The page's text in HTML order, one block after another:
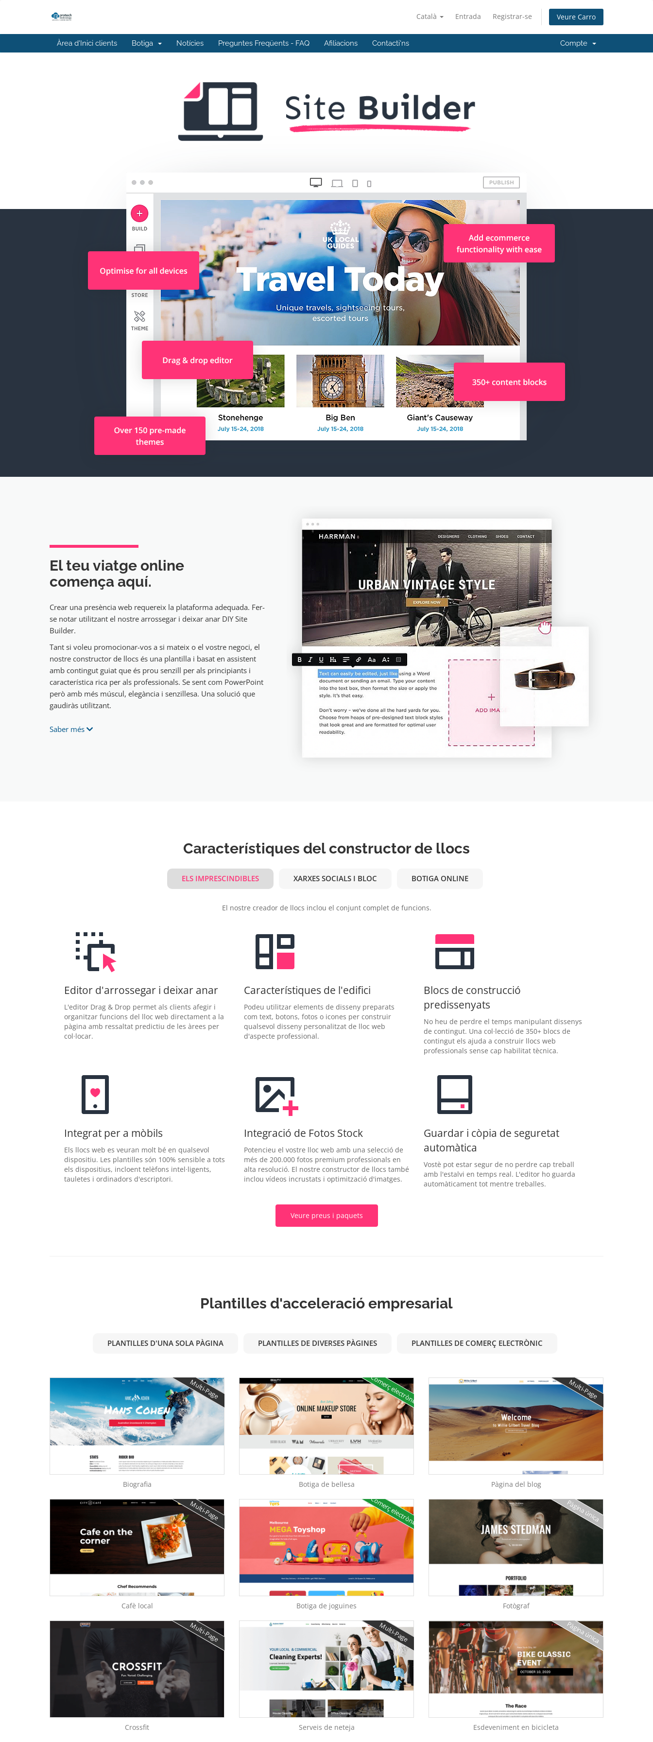
Català Entrada Registrar-se Veure Carro
Àrea d'Inici clients Botiga Notícies Preguntes Freqüents - FAQ Afiliacions Contacti'ns Compte
El teu viatge online
comença aquí.
Crear una presència web requereix la plataforma adequada. Fer-
se notar utilitzant el nostre arrossegar i deixar anar DIY Site
Builder.
Tant si voleu promocionar-vos a si mateix o el vostre negoci, el
nostre constructor de llocs és una plantilla i basat en assistent
amb contingut guiat que és prou senzill per als principiants i
característica rica per als professionals. Se sent com PowerPoint
però amb més múscul, elegància i senzillesa. Una solució que
gaudiràs utilitzant.
Saber més
Característiques del constructor de llocs
ELS IMPRESCINDIBLES XARXES SOCIALS I BLOC BOTIGA ONLINE
El nostre creador de llocs inclou el conjunt complet de funcions.
Editor d'arrossegar i deixar anar
L'editor Drag & Drop permet als clients afegir i
organitzar funcions del lloc web directament a la
pàgina amb ressaltat predictiu de les àrees per
col·locar.
Característiques de l'edifici
Podeu utilitzar elements de disseny preparats
com text, botons, fotos o icones per construir
qualsevol disseny personalitzat de lloc web
d'aspecte professional.
Blocs de construcció
predissenyats
No heu de perdre el temps manipulant dissenys
de contingut. Una col·lecció de 350+ blocs de
contingut els ajuda a construir llocs web
professionals sense cap habilitat tècnica.
Integrat per a mòbils
Els llocs web es veuran molt bé en qualsevol
dispositiu. Les plantilles són 100% sensible a tots
els dispositius, incloent telèfons intel·ligents,
tauletes i ordinadors d'escriptori.
Integració de Fotos Stock
Potencieu el vostre lloc web amb una selecció de
més de 200.000 fotos premium professionals en
alta resolució. El nostre constructor de llocs també
inclou vídeos incrustats i optimització d'imatges.
Guardar i còpia de seguretat
automàtica
Vostè pot estar segur de no perdre cap treball
amb l'estalvi en temps real. L'editor ho guarda
automàticament tot mentre treballes.
Veure preus i paquets
Plantilles d'acceleració empresarial
PLANTILLES D'UNA SOLA PÀGINA PLANTILLES DE DIVERSES PÀGINES PLANTILLES DE COMERÇ ELECTRÒNIC
Multi-Page
Biografia
Comerç electrònic
Botiga de bellesa
Multi-Page
Pàgina del blog
Multi-Page
Cafè local
Comerç electrònic
Botiga de joguines
Pàgina única
Fotògraf
Multi-Page
Crossfit
Multi-Page
Serveis de neteja
Pàgina única
Esdeveniment en bicicleta